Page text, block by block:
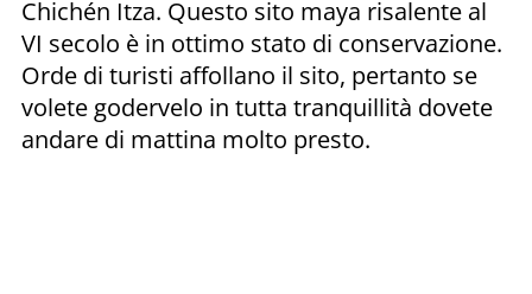
Chichén Itza. Questo sito maya risalente al
VI secolo è in ottimo stato di conservazione.
Orde di turisti affollano il sito, pertanto se
volete godervelo in tutta tranquillità dovete
andare di mattina molto presto.